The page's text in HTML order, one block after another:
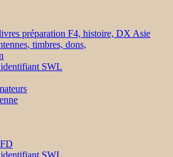
préparation F4, histoire, DX Asie
timbres, dons,
SWL
SWL